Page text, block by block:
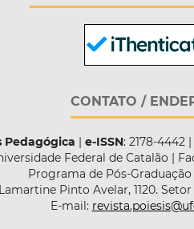
CONTATO /
Pedagógica | e-ISSN: 2178-4442 |
Federal de Catalão |
Programa de Pós-
Pinto Avelar, 1120.
E-mail: